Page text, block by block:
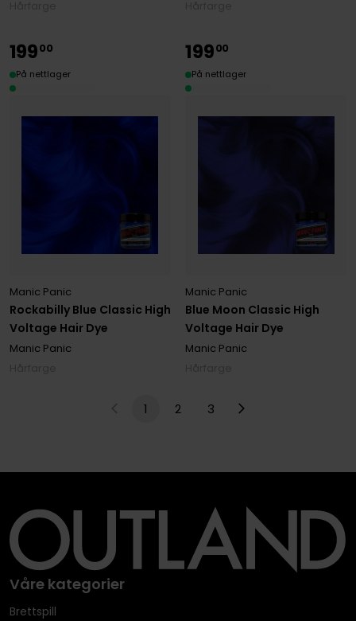
Rockabilly Blue Classic High
Voltage Hair Dye
Manic Panic
Manic Panic
19900
På nettlager
Blue Moon Classic High
Voltage Hair Dye
Manic Panic
Manic Panic
19900
På nettlager
1 2 3
Våre kategorier
Brettspill